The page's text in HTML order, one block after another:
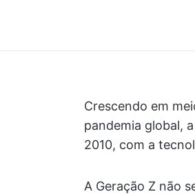
Crescendo em
pandemia global,
2010, com a
A Geração Z não